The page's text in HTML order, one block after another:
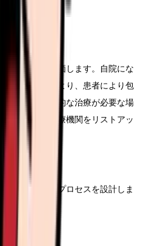
補完関係を評価します。自院にな
関との連携により、患者により包
す。特に専門的な治療が必要な場
強みを持つ医療機関をリストアッ
に、具体的なプロセスを設計しま